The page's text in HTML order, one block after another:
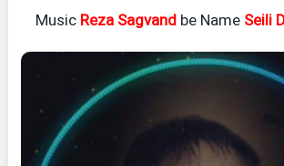
Music Reza Sagvand be Name Seili